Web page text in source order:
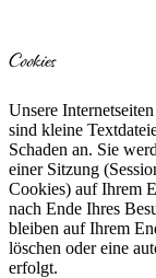
Cookies
Unsere
sind kleine
Schaden an. Sie
einer Sitzung
Cookies) auf Ihrem
nach Ende Ihres
bleiben auf Ihrem
löschen oder eine
erfolgt.